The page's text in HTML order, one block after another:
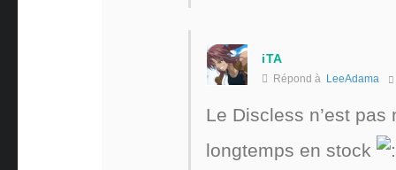
iTA
Répond à LeeAdama
Le Discless n’est
longtemps en stock